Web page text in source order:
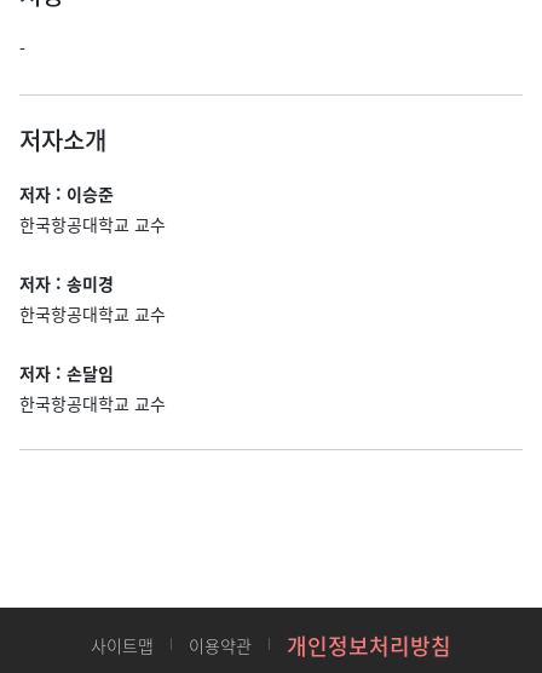
-
저자소개
저자 : 이승준
한국항공대학교 교수
저자 : 송미경
한국항공대학교 교수
저자 : 손달임
한국항공대학교 교수
사이트맵 이용약관 개인정보처리방침